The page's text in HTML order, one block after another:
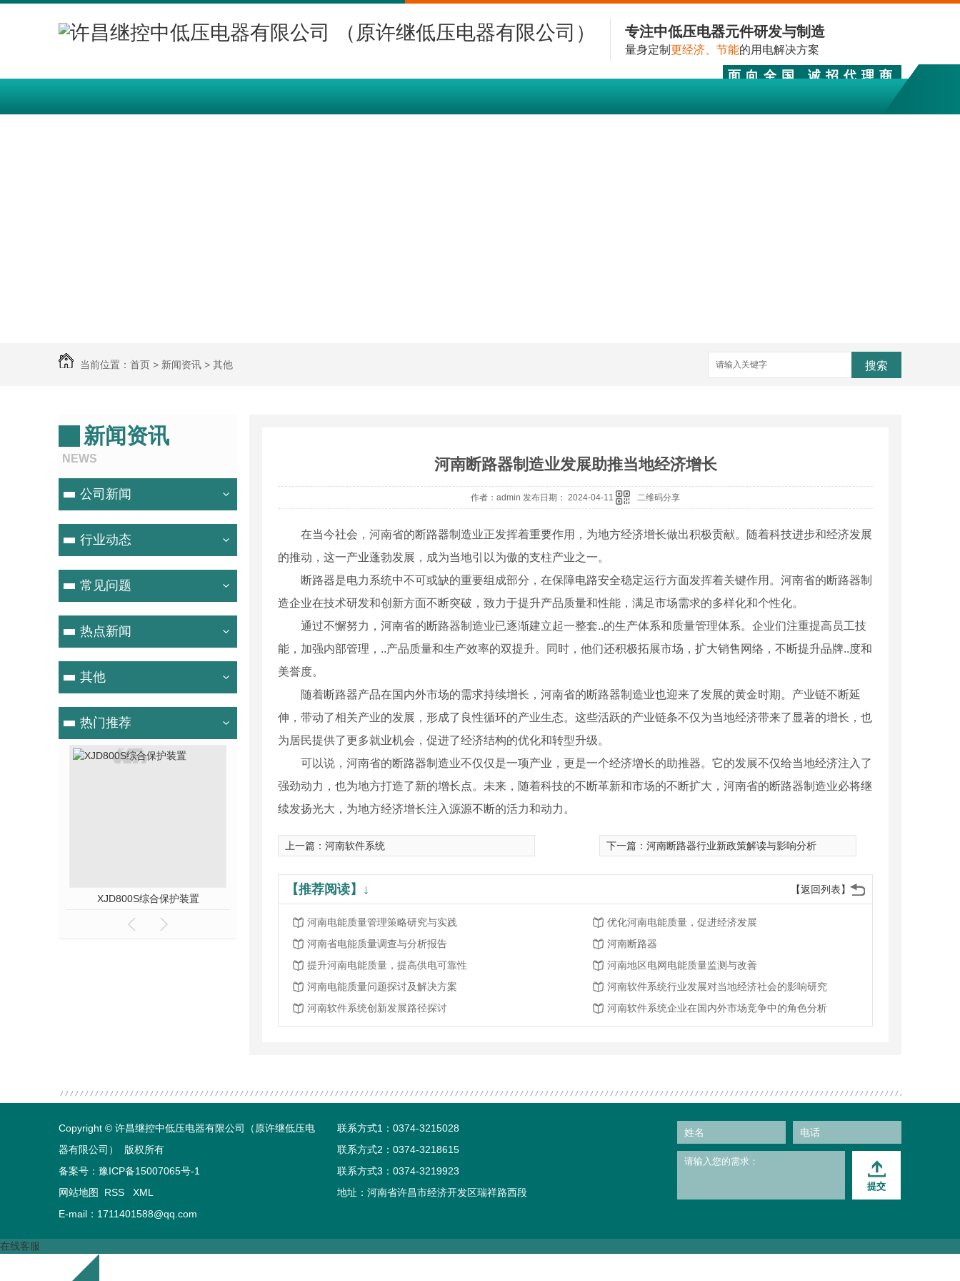
专注中低压电器元件研发与制造
量身定制 更经济、节能的用电解决方案
面向全国 诚招代理商
0374-3218615、0374-3215028
当前位置： 首页 > 新闻资讯 > 其他 搜索
新闻资讯
NEWS
公司新闻
行业动态
常见问题
热点新闻
其他
热门推荐
XJD800S综合保护装置 XD930A系列智能电测仪
河南断路器制造业发展助推当地经济增长
作者：admin 发布日期： 2024-04-11 二维码分享
在当今社会，河南省的断路器制造业正发挥着重要作用，为地方经济增长做出积极贡献。随着科技进步和经济发展
的推动，这一产业蓬勃发展，成为当地引以为傲的支柱产业之一。
断路器是电力系统中不可或缺的重要组成部分，在保障电路安全稳定运行方面发挥着关键作用。河南省的断路器制
造企业在技术研发和创新方面不断突破，致力于提升产品质量和性能，满足市场需求的多样化和个性化。
通过不懈努力，河南省的断路器制造业已逐渐建立起一整套..的生产体系和质量管理体系。企业们注重提高员工技
能，加强内部管理，..产品质量和生产效率的双提升。同时，他们还积极拓展市场，扩大销售网络，不断提升品牌..度和
美誉度。
随着断路器产品在国内外市场的需求持续增长，河南省的断路器制造业也迎来了发展的黄金时期。产业链不断延
伸，带动了相关产业的发展，形成了良性循环的产业生态。这些活跃的产业链条不仅为当地经济带来了显著的增长，也
为居民提供了更多就业机会，促进了经济结构的优化和转型升级。
可以说，河南省的断路器制造业不仅仅是一项产业，更是一个经济增长的助推器。它的发展不仅给当地经济注入了
强劲动力，也为地方打造了新的增长点。未来，随着科技的不断革新和市场的不断扩大，河南省的断路器制造业必将继
续发扬光大，为地方经济增长注入源源不断的活力和动力。
上一篇： 河南软件系统 下一篇： 河南断路器行业新政策解读与影响分析
【返回列表】
【推荐阅读】↓
河南电能质量管理策略研究与实践
优化河南电能质量，促进经济发展
河南省电能质量调查与分析报告
河南断路器
提升河南电能质量，提高供电可靠性
河南地区电网电能质量监测与改善
河南电能质量问题探讨及解决方案
河南软件系统行业发展对当地经济社会的影响研究
河南软件系统创新发展路径探讨
河南软件系统企业在国内外市场竞争中的角色分析
Copyright © 许昌继控中低压电器有限公司（原许继低压电
器有限公司） 版权所有
备案号： 豫ICP备15007065号-1
网站地图
RSS
XML
E-mail：1711401588@qq.com
联系方式1：0374-3215028
联系方式2：0374-3218615
联系方式3：0374-3219923
地址：河南省许昌市经济开发区瑞祥路西段
在线客服